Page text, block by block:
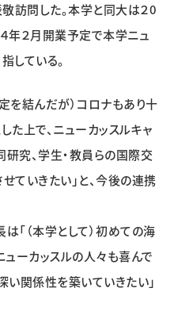
訪問した。本学と同大は２0
年２月開業予定で本学ニュ
している。
を結んだが）コロナもあり十
た上で、ニューカッスルキャ
究、学生・教員らの国際交
ていきたい」と、今後の連携
「（本学として）初めての海
ューカッスルの人々も喜んで
い関係性を築いていきたい」